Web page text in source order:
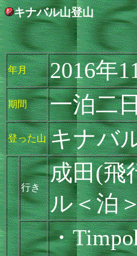
キナバル山登山
年月 2016年
期間 一泊二
登った山 キナバ
行き
成田(飛
ル＜泊
・